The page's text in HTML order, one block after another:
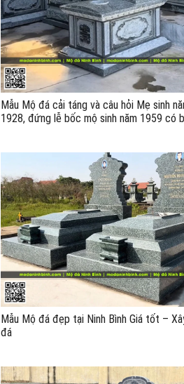
Mẫu Mộ đá cải táng và câu hỏi Mẹ sinh
1928, đứng lễ bốc mộ sinh năm 1959 có
Mẫu Mộ đá đẹp tại Ninh Bình Giá tốt –
đá